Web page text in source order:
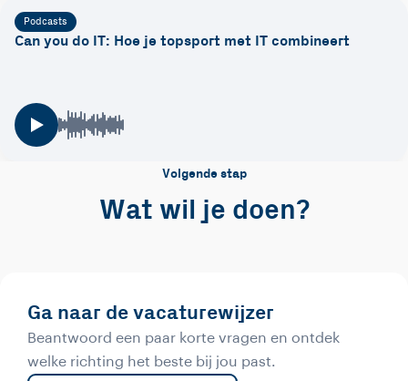
Podcasts
Can you do IT: Hoe je topsport met IT combineert
Volgende stap
Wat wil je doen?
Ga naar de vacaturewijzer
Beantwoord een paar korte vragen en ontdek
welke richting het beste bij jou past.